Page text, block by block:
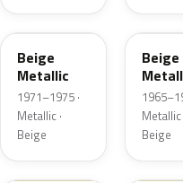
1333
Beige
Metallic
1971–1975 ·
Metallic ·
Beige
1129
Beige
Metallic
Beige
1389 1577